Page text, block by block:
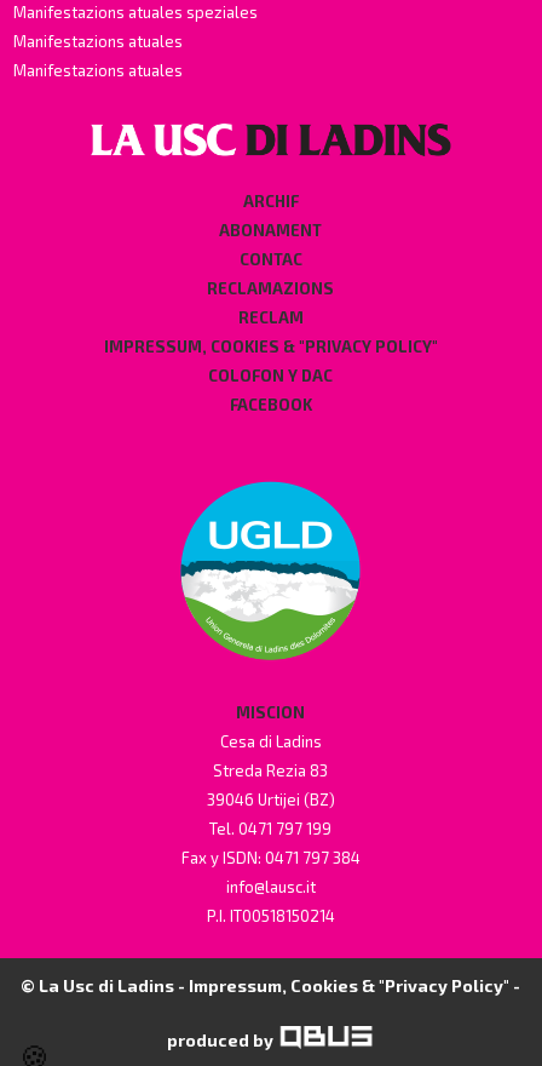
Manifestazions atuales speziales
Manifestazions atuales
Manifestazions atuales
ARCHIF
ABONAMENT
CONTAC
RECLAMAZIONS
RECLAM
IMPRESSUM, COOKIES & "PRIVACY POLICY"
COLOFON Y DAC
FACEBOOK
MISCION
Cesa di Ladins
Streda Rezia 83
39046 Urtijei (BZ)
Tel. 0471 797 199
Fax y ISDN: 0471 797 384
info@lausc.it
P.I. IT00518150214
© La Usc di Ladins - Impressum, Cookies & "Privacy Policy" -
produced by
🍪